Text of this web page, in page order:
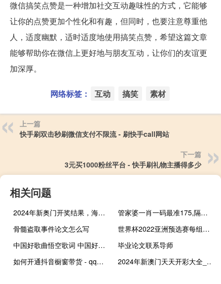
微信搞笑点赞是一种增加社交互动趣味性的方式，它能够
让你的点赞更加个性化和有趣，但同时，也要注意尊重他
人，适度幽默，适时适度地使用搞笑点赞，希望这篇文章
能够帮助你在微信上更好地与朋友互动，让你们的友谊更
加深厚。
网络标签： 互动 搞笑 素材
上一篇
快手刷双击秒刷微信支付不限流 - 刷快手call网站
下一篇
3元买1000粉丝平台 - 快手刷礼物主播得多少
相关问题
2024年新奥门开奖结果，海中捞月精选答案落实_JY747.556
管家婆一肖一码最准175,隔阂精选解释落实_V版3.15.3
骨髓盗取事件论文怎么写
世界杯2022亚洲预选赛每组晋级几个 迪拜足球世界杯2022
中国好歌曲悟空歌词 中国好歌曲悟空
毕业论文联系导师
如何开通抖音橱窗带货 - qq互赞助手的特色
2024年新澳门天天开彩大全_百度人工智能_安卓版636.64.280